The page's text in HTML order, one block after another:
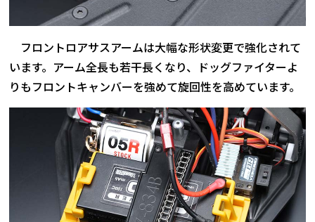
フロントロアサスアームは大幅な形状変更で強化されて
います。アーム全長も若干長くなり、ドッグファイターよ
りもフロントキャンバーを強めて旋回性を高めています。